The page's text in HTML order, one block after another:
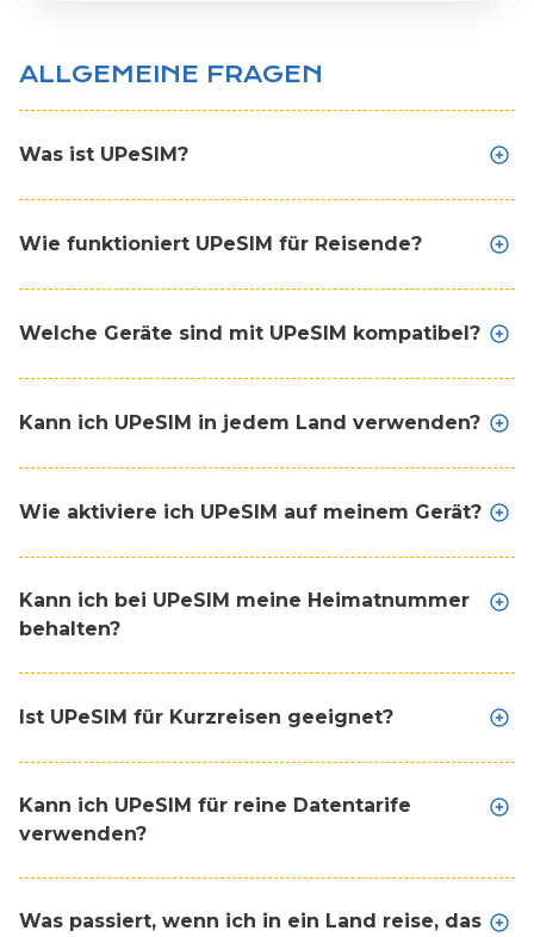
ALLGEMEINE FRAGEN
Was ist UPeSIM?
Wie funktioniert UPeSIM für Reisende?
Welche Geräte sind mit UPeSIM kompatibel?
Kann ich UPeSIM in jedem Land verwenden?
Wie aktiviere ich UPeSIM auf meinem Gerät?
Kann ich bei UPeSIM meine Heimatnummer
behalten?
Ist UPeSIM für Kurzreisen geeignet?
Kann ich UPeSIM für reine Datentarife
verwenden?
Was passiert, wenn ich in ein Land reise, das